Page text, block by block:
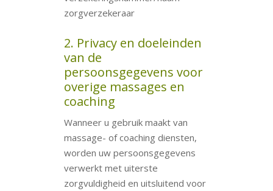
zorgverzekeraar
2. Privacy en doeleinden
van de
persoonsgegevens voor
overige massages en
coaching
Wanneer u gebruik maakt van
massage- of coaching diensten,
worden uw persoonsgegevens
verwerkt met uiterste
zorgvuldigheid en uitsluitend voor